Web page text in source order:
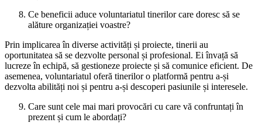
Ce beneficii aduce voluntariatul tinerilor care doresc să se
alăture organizației voastre?
Prin implicarea în diverse activități și proiecte, tinerii au
oportunitatea să se dezvolte personal și profesional. Ei învață să
lucreze în echipă, să gestioneze proiecte și să comunice eficient. De
asemenea, voluntariatul oferă tinerilor o platformă pentru a-și
dezvolta abilități noi și pentru a-și descoperi pasiunile și interesele.
Care sunt cele mai mari provocări cu care vă confruntați în
prezent și cum le abordați?